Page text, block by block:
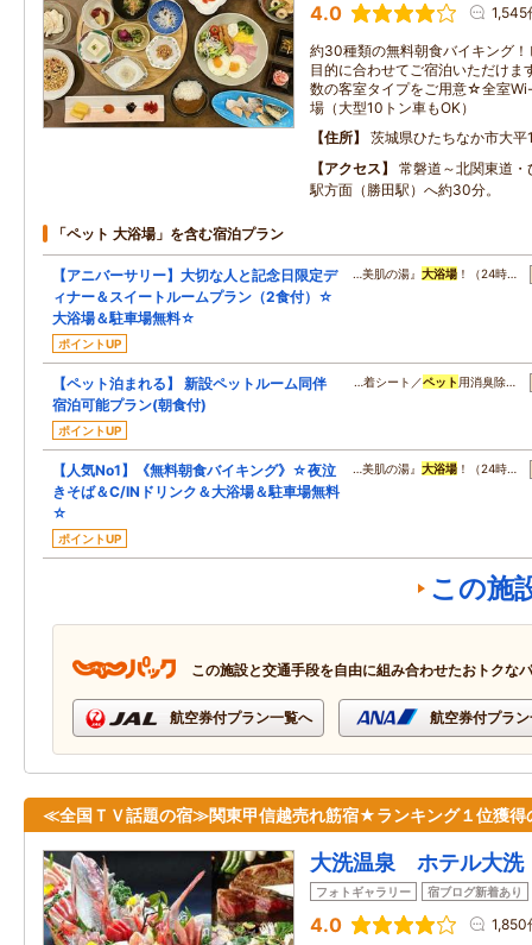
4.0 1,545
約30種類の無料朝食バイキング
目的に合わせてご宿泊いただけま
数の客室タイプをご用意☆全室
場（大型10トン車もOK）
住所
茨城県ひたちなか市大
アクセス
常磐道～北関東道
駅方面（勝田駅）へ約30分。
「ペット 大浴場」を含む宿泊プラン
【アニバーサリー】大切な人と記念日限定デ
ィナー＆スイートルームプラン（2食付）☆
大浴場＆駐車場無料☆
ポイントUP
…美肌の湯』 大浴場 ！（24時…
【ペット泊まれる】 新設ペットルーム同伴
宿泊可能プラン(朝食付)
ポイントUP
…着シート／ペット 用消臭除…
【人気No1】《無料朝食バイキング》☆夜泣
きそば＆C/INドリンク＆大浴場＆駐車場無料
☆
ポイントUP
…美肌の湯』 大浴場 ！（24時…
この施
この施設と交通手段を自由に組み合わせたおトクな
航空券付プラン一覧へ 航空券付プラ
≪全国ＴＶ話題の宿≫関東甲信越売れ筋宿★ランキング１位獲得
大洗温泉 ホテル大
フォトギャラリー 宿ブログ新着あり
4.0 1,850